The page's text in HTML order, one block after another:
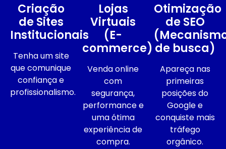
Criação
de Sites
Institucionais
Tenha um site
que comunique
confiança e
profissionalismo.
Lojas
Virtuais
(E-
commerce)
Venda online
com
segurança,
performance e
uma ótima
experiência de
compra.
Otimização
de SEO
de busca)
Apareça nas
primeiras
posições do
Google e
conquiste mais
tráfego
orgânico.